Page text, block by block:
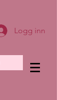
Logg inn